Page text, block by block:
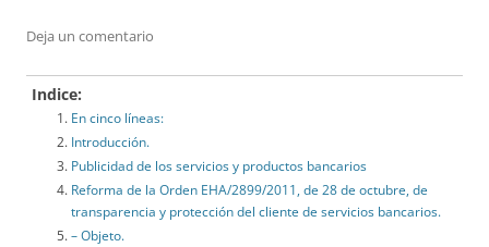
Deja un comentario
Indice:
En cinco líneas:
Introducción.
Publicidad de los servicios y productos bancarios
Reforma de la Orden EHA/2899/2011, de 28 de octubre, de
transparencia y protección del cliente de servicios bancarios.
– Objeto.